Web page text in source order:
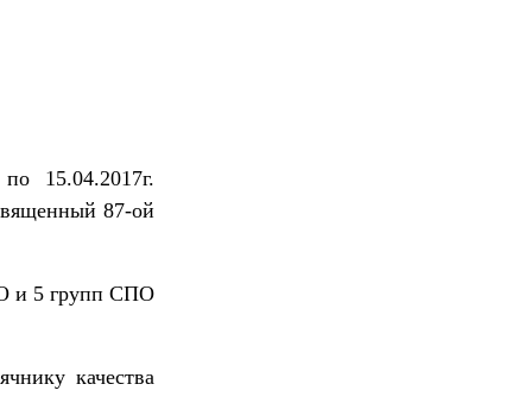
15.04.2017г.
87-ой
и 5 групп СПО
качества